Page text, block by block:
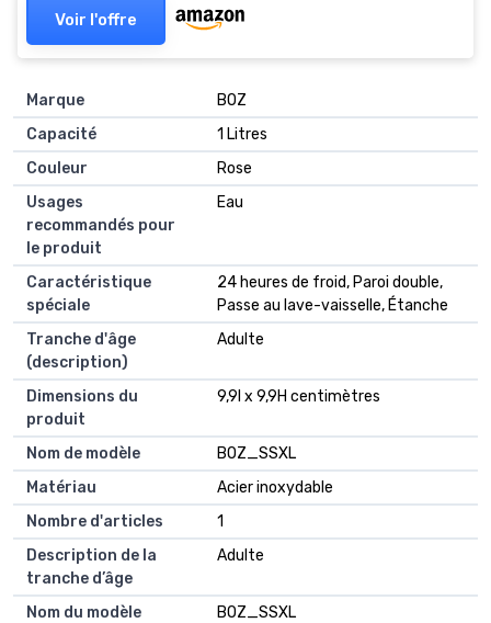
Voir l'offre
Marque
BOZ
Capacité
1 Litres
Couleur
Rose
Usages
recommandés pour
le produit
Eau
Caractéristique
spéciale
24 heures de froid, Paroi double,
Passe au lave-vaisselle, Étanche
Tranche d'âge
(description)
Adulte
Dimensions du
produit
9,9l x 9,9H centimètres
Nom de modèle
BOZ_SSXL
Matériau
Acier inoxydable
Nombre d'articles
1
Description de la
tranche d’âge
Adulte
Nom du modèle
BOZ_SSXL